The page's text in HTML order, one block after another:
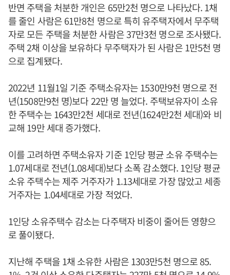
반면 주택을 처분한 개인은 65만2천 명으로 나타났다. 1채
를 줄인 사람은 61만8천 명으로 특히 유주택자에서 무주택
자로 모든 주택을 처분한 사람은 37만3천 명으로 조사됐다.
주택 2채 이상을 보유하다 무주택자가 된 사람은 1만5천 명
으로 집계됐다.
2022년 11월1일 기준 주택소유자는 1530만9천 명으로 전
년(1508만9천 명)보다 22만 명 늘었다. 주택보유자이 소유
한 주택수는 1643만2천 세대로 전년(1624만2천 세대)와 비
교해 19만 세대 증가했다.
이를 고려하면 주택소유자 기준 1인당 평균 소유 주택수는
1.07세대로 전년(1.08세대)보다 소폭 감소했다. 1인당 평균
소유 주택수는 제주 거주자가 1.13세대로 가장 많았고 세종
거주자는 1.04세대로 가장 적었다.
1인당 소유주택수 감소는 다주택자 비중이 줄어든 영향으
로 풀이됐다.
지난해 주택을 1채 소유한 사람은 1303만5천 명으로 85.